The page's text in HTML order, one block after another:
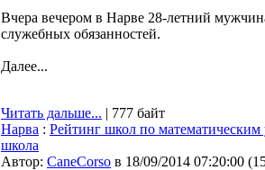
Вчера вечером в Нарве 28-летний
служебных обязанностей.
Далее...
Читать дальше... | 777 байт
Нарва : Рейтинг школ по математическим
школа
Автор: CaneCorso в 18/09/2014 07:20:00 (